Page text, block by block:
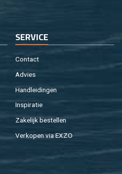
SER­VI­CE
Con­tact
Ad­vies
Hand­lei­din­gen
In­spi­ra­tie
Za­ke­lijk be­stel­len
Ver­ko­pen via EXZO